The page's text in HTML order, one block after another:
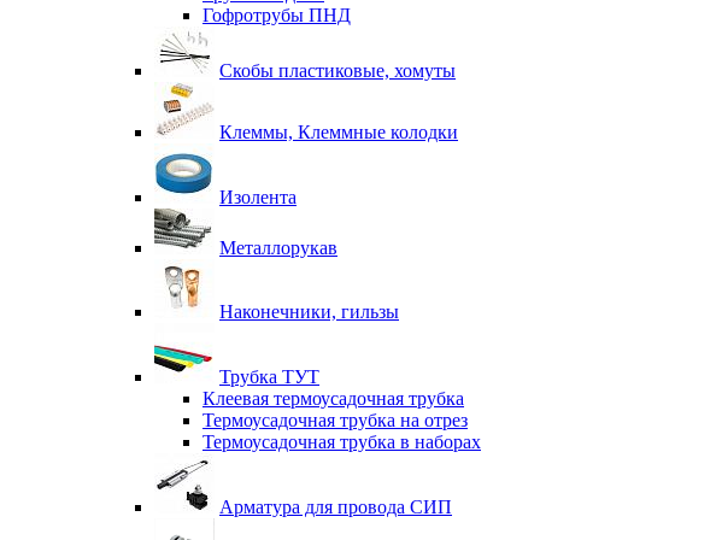
Гофротрубы ПНД
Скобы пластиковые, хомуты
Клеммы, Клеммные колодки
Изолента
Металлорукав
Наконечники, гильзы
Трубка ТУТ
Клеевая термоусадочная трубка
Термоусадочная трубка на отрез
Термоусадочная трубка в наборах
Арматура для провода СИП